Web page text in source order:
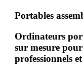
Portables
Ordinateurs
sur mesure pour
professionnels